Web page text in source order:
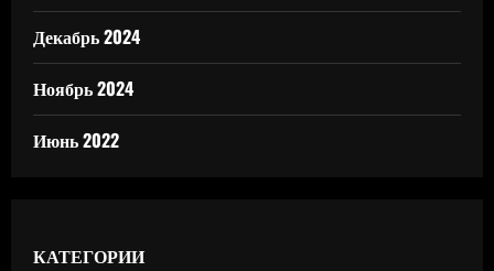
Декабрь 2024
Ноябрь 2024
Июнь 2022
КАТЕГОРИИ